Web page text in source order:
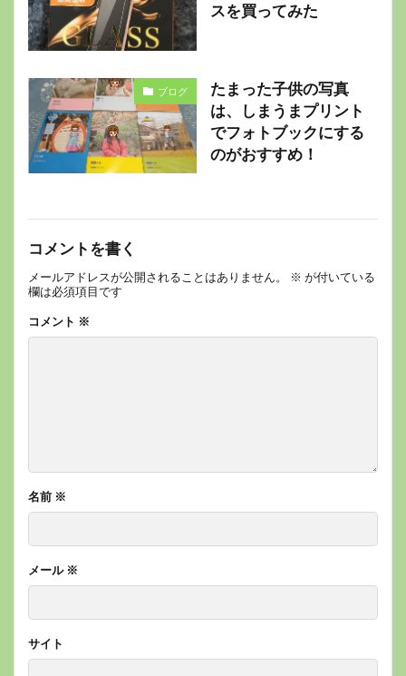
スを買ってみた
ブログ
たまった子供の写真
は、しまうまプリント
でフォトブックにする
のがおすすめ！
コメントを書く
メールアドレスが公開されることはありません。 ※ が付いている
欄は必須項目です
コメント ※
名前 ※
メール ※
サイト